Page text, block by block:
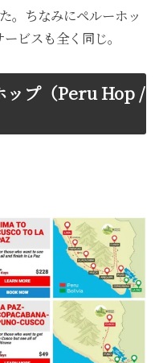
。ちなみにペルーホッ
ビスも全く同じ。
ップ（Peru Hop /